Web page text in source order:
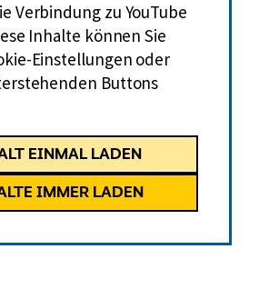
Verbindung zu YouTube
Inhalte können Sie
Einstellungen oder
Buttons
EINMAL LADEN
IMMER LADEN